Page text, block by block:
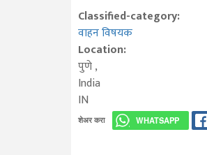
Classified-category:
वाहन विषयक
Location:
पुणे,
India
IN
शेअर करा WHATSAPP